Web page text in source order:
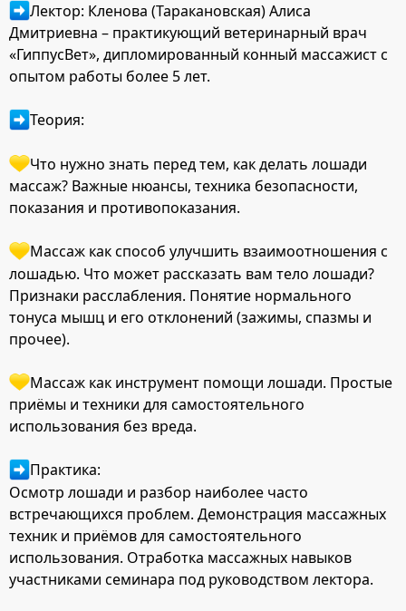
Лектор: Кленова (Таракановская) Алиса
Дмитриевна – практикующий ветеринарный врач
«ГиппусВет», дипломированный конный массажист с
опытом работы более 5 лет.
Теория:
Что нужно знать перед тем, как делать лошади
массаж? Важные нюансы, техника безопасности,
показания и противопоказания.
Массаж как способ улучшить взаимоотношения с
лошадью. Что может рассказать вам тело лошади?
Признаки расслабления. Понятие нормального
тонуса мышц и его отклонений (зажимы, спазмы и
прочее).
Массаж как инструмент помощи лошади. Простые
приёмы и техники для самостоятельного
использования без вреда.
Практика:
Осмотр лошади и разбор наиболее часто
встречающихся проблем. Демонстрация массажных
техник и приёмов для самостоятельного
использования. Отработка массажных навыков
участниками семинара под руководством лектора.